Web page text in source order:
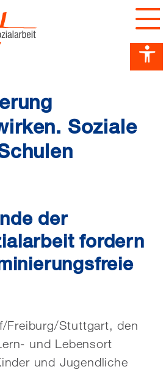
Dashboard öffnen
anzeigen
Inhalt springenanzeigen
Soziale
der
fordern
Freiburg/Stuttgart, den
und Lebensort
und Jugendliche